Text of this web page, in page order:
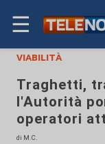
☰
viabilità
Traghetti,
l'Autorità
operatori
di M.C.